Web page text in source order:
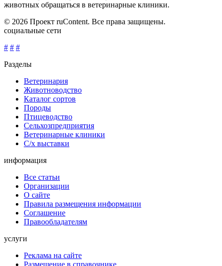
животных обращаться в ветеринарные клиники.
© 2026 Проект ruContent. Все права защищены.
социальные сети
# # #
Разделы
Ветеринария
Животноводство
Каталог сортов
Породы
Птицеводство
Сельхозпредприятия
Ветеринарные клиники
С/х выставки
информация
Все статьи
Организации
О сайте
Правила размещения информации
Соглашение
Правообладателям
услуги
Реклама на сайте
Размещение в справочнике